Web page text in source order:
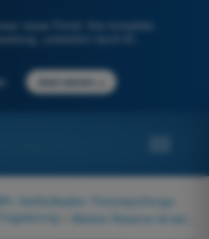
neues Portal: Ihre komplette
unterstützt durch KI.
Jetzt starten
BPL Heißluftballon Theorieprüfungs-